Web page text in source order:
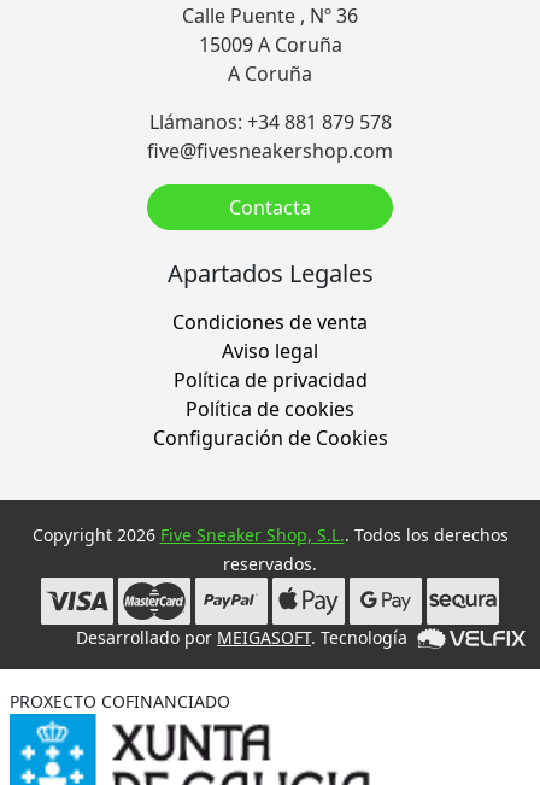
Calle Puente , Nº 36
15009 A Coruña
A Coruña
Llámanos: +34 881 879 578
five@fivesneakershop.com
Contacta
Apartados Legales
Condiciones de venta
Aviso legal
Política de privacidad
Política de cookies
Configuración de Cookies
Copyright 2026 Five Sneaker Shop, S.L.. Todos los derechos
reservados.
Desarrollado por MEIGASOFT. Tecnología
PROXECTO COFINANCIADO